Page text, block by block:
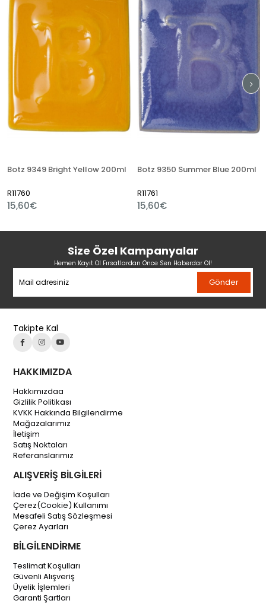
9349 Bright Yellow 200ml Botz 9350 Summer Blue 200ml
R11761
15,60€
Size Özel Kampanyalar
Hemen Kayıt Ol Fırsatlardan Önce Sen Haberdar Ol!
Gönder
Takipte Kal
HAKKIMIZDA
Hakkımızdaa
Gizlilik Politikası
KVKK Hakkında Bilgilendirme
Mağazalarımız
İletişim
Satış Noktaları
Referanslarımız
ALIŞVERİŞ BİLGİLERİ
İade ve Değişim Koşulları
Çerez(Cookie) Kullanımı
Mesafeli Satış Sözleşmesi
Çerez Ayarları
BİLGİLENDİRME
Teslimat Koşulları
Güvenli Alışveriş
Üyelik İşlemleri
Garanti Şartları